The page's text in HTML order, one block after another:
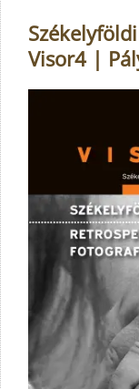
Visor4 |